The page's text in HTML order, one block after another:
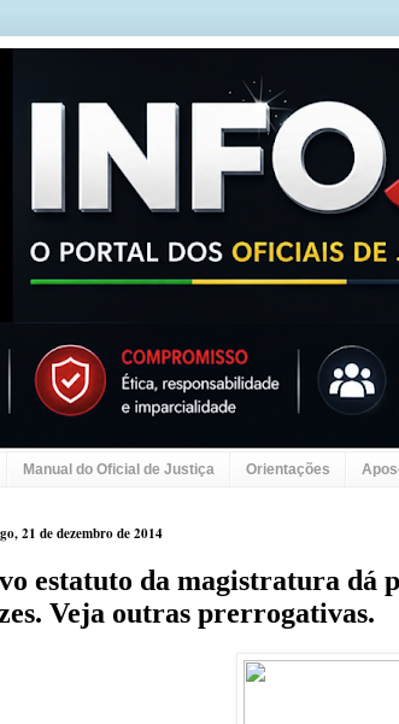
Manual do Oficial de Justiça Orientações
21 de dezembro de 2014
estatuto da magistratura dá
Veja outras prerrogativas.